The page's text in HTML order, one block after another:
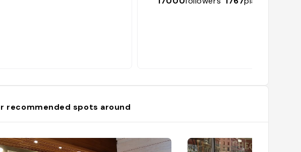
recommended spots around